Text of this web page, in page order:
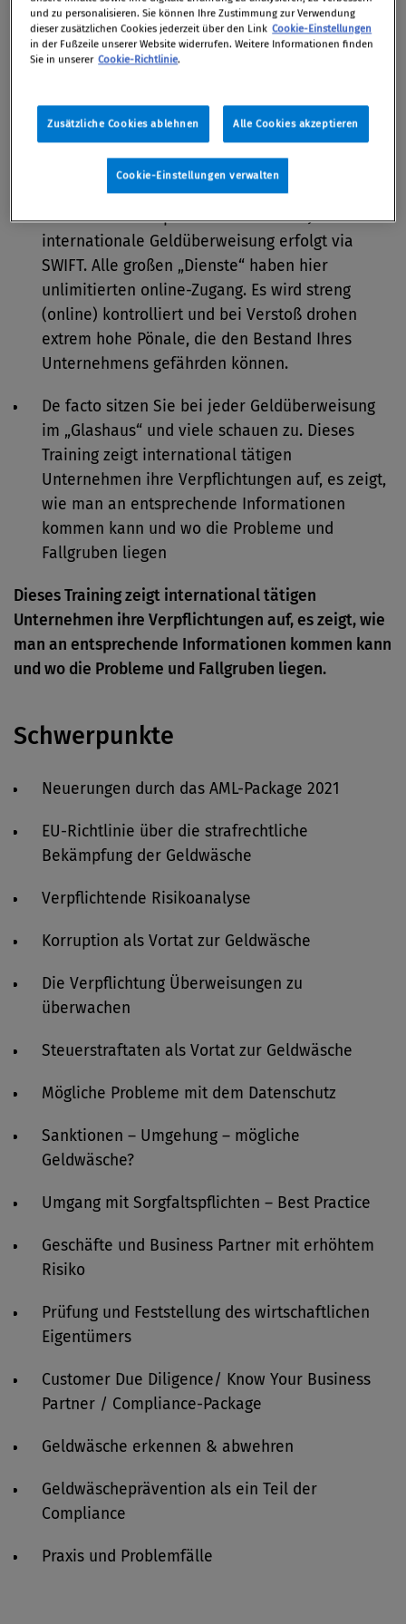
Korruption ist klar eine Vortat zur
Geldwäsche
…auch wenn die Schmiergeldzahlung über einen
externen Agenten in einem Drittland läuft – und
Lassen Sie sich nicht von der oft laxen Kontrolle
im Bereich Korruption etc. täuschen! Jede
internationale Geldüberweisung erfolgt via
SWIFT. Alle großen „Dienste“ haben hier
unlimitierten online-Zugang. Es wird streng
(online) kontrolliert und bei Verstoß drohen
extrem hohe Pönale, die den Bestand Ihres
Unternehmens gefährden können.
De facto sitzen Sie bei jeder Geldüberweisung
im „Glashaus“ und viele schauen zu. Dieses
Training zeigt international tätigen
Unternehmen ihre Verpflichtungen auf, es zeigt,
wie man an entsprechende Informationen
kommen kann und wo die Probleme und
Fallgruben liegen
Dieses Training zeigt international tätigen
Unternehmen ihre Verpflichtungen auf, es zeigt, wie
man an entsprechende Informationen kommen kann
und wo die Probleme und Fallgruben liegen.
Schwerpunkte
Neuerungen durch das AML-Package 2021
EU-Richtlinie über die strafrechtliche
Bekämpfung der Geldwäsche
Verpflichtende Risikoanalyse
Korruption als Vortat zur Geldwäsche
Die Verpflichtung Überweisungen zu
überwachen
Steuerstraftaten als Vortat zur Geldwäsche
Mögliche Probleme mit dem Datenschutz
Sanktionen – Umgehung – mögliche
Geldwäsche?
Umgang mit Sorgfaltspflichten – Best Practice
Geschäfte und Business Partner mit erhöhtem
Risiko
Prüfung und Feststellung des wirtschaftlichen
Eigentümers
Customer Due Diligence/ Know Your Business
Partner / Compliance-Package
Geldwäsche erkennen & abwehren
Geldwäscheprävention als ein Teil der
Compliance
Praxis und Problemfälle
und zu personalisieren. Sie können Ihre Zustimmung zur Verwendung
dieser zusätzlichen Cookies jederzeit über den Link Cookie-Einstellungen
in der Fußzeile unserer Website widerrufen. Weitere Informationen finden
Sie in unserer Cookie-Richtlinie.
Zusätzliche Cookies ablehnen Alle Cookies akzeptieren
Cookie-Einstellungen verwalten